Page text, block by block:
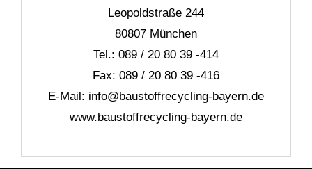
Leopoldstraße 244
80807 München
Tel.: 089 / 20 80 39 -414
Fax: 089 / 20 80 39 -416
E-Mail: info@baustoffrecycling-bayern.de
www.baustoffrecycling-bayern.de